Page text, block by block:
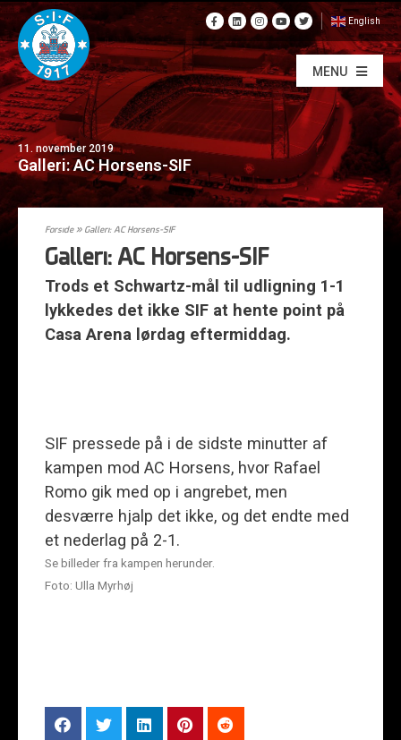
English
MENU
11. november 2019
Galleri: AC Horsens-SIF
Forside» Galleri: AC Horsens-SIF
Galleri: AC Horsens-SIF
Trods et Schwartz-mål til udligning 1-1
lykkedes det ikke SIF at hente point på
Casa Arena lørdag eftermiddag.
SIF pressede på i de sidste minutter af
kampen mod AC Horsens, hvor Rafael
Romo gik med op i angrebet, men
desværre hjalp det ikke, og det endte med
et nederlag på 2-1.
Se billeder fra kampen herunder.
Foto: Ulla Myrhøj